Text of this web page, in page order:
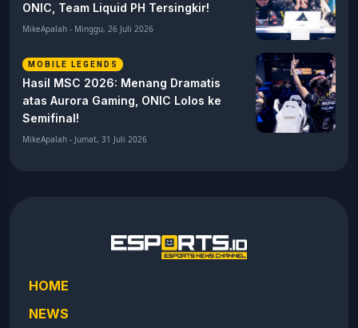
ONIC, Team Liquid PH Tersingkir!
MikeApalah - Minggu, 26 Juli 2026
MOBILE LEGENDS
Hasil MSC 2026: Menang Dramatis
atas Aurora Gaming, ONIC Lolos ke
Semifinal!
MikeApalah - Jumat, 31 Juli 2026
HOME
NEWS